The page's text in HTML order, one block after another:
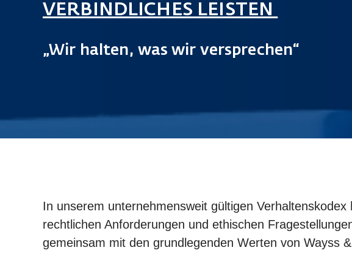
VERBINDLICHES LEISTEN
„Wir halten, was wir versprechen“
In unserem unternehmensweit gültigen
rechtlichen Anforderungen und ethischen
gemeinsam mit den grundlegenden Werten von Wayss